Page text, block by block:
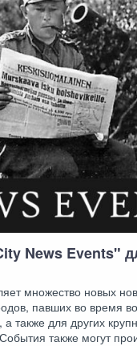
News Events"
множество новых
павших во время
также для других
также могут